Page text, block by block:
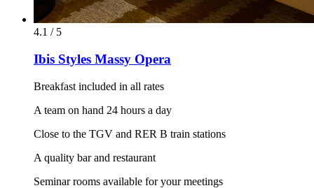
4.1 / 5
Ibis Styles Massy Opera
Breakfast included in all rates
A team on hand 24 hours a day
Close to the TGV and RER B train stations
A quality bar and restaurant
Seminar rooms available for your meetings